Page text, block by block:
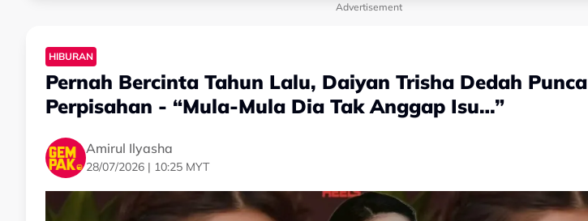
Advertisement
HIBURAN
Pernah Bercinta Tahun Lalu, Daiyan Trisha Dedah Punca
Perpisahan - “Mula-Mula Dia Tak Anggap Isu…”
Amirul Ilyasha
28/07/2026 | 10:25 MYT